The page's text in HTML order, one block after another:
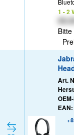
1 - 2
Bitte
Art.
EAN: